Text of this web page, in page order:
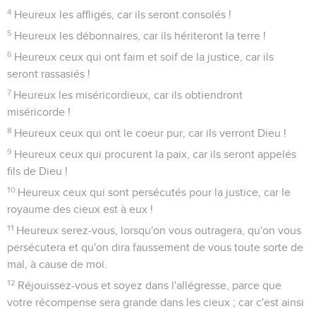
4 Heureux les affligés, car ils seront consolés !
5 Heureux les débonnaires, car ils hériteront la terre !
6 Heureux ceux qui ont faim et soif de la justice, car ils
seront rassasiés !
7 Heureux les miséricordieux, car ils obtiendront
miséricorde !
8 Heureux ceux qui ont le coeur pur, car ils verront Dieu !
9 Heureux ceux qui procurent la paix, car ils seront appelés
fils de Dieu !
10 Heureux ceux qui sont persécutés pour la justice, car le
royaume des cieux est à eux !
11 Heureux serez-vous, lorsqu'on vous outragera, qu'on vous
persécutera et qu'on dira faussement de vous toute sorte de
mal, à cause de moi.
12 Réjouissez-vous et soyez dans l'allégresse, parce que
votre récompense sera grande dans les cieux ; car c'est ainsi